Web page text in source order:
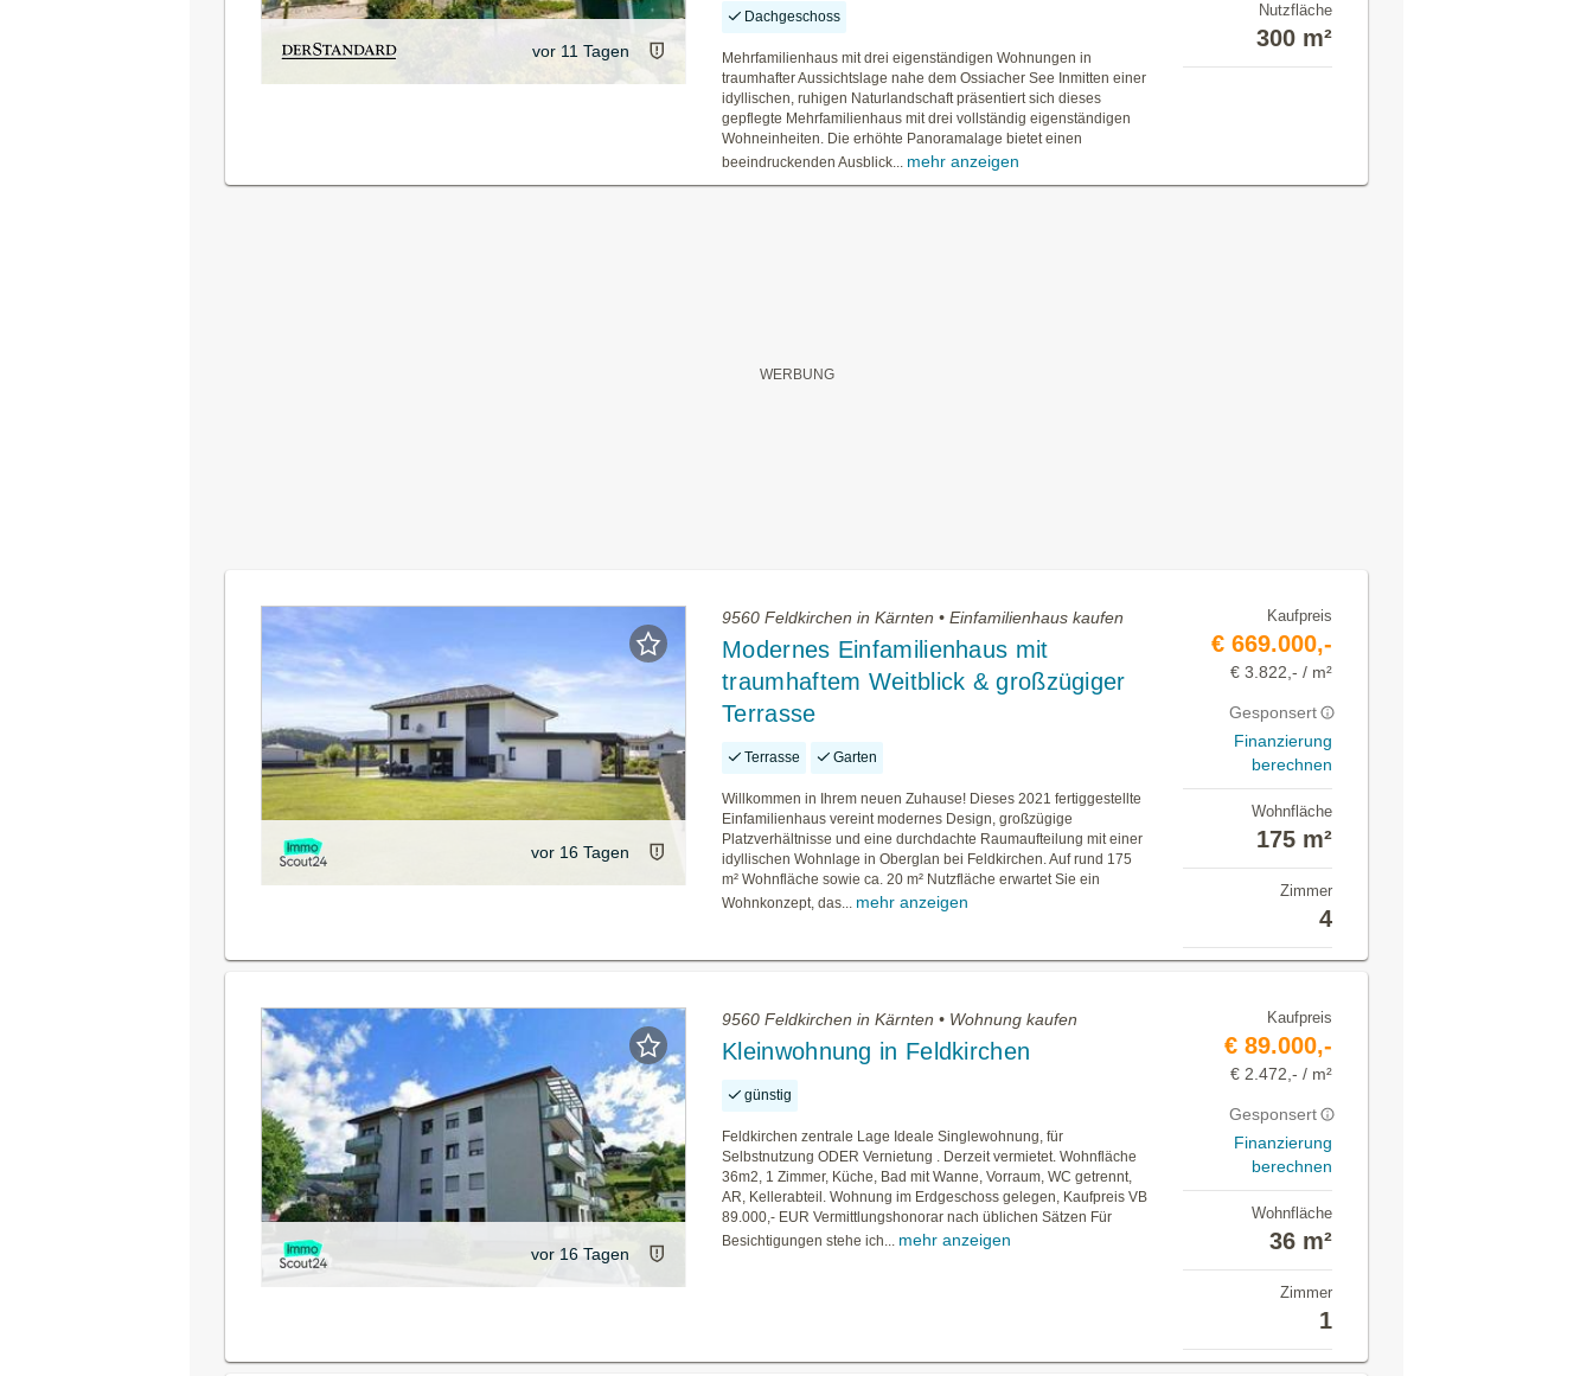
vor 11 Tagen
Dachgeschoss
Mehrfamilienhaus mit drei eigenständigen Wohnungen in
traumhafter Aussichtslage nahe dem Ossiacher See Inmitten einer
idyllischen, ruhigen Naturlandschaft präsentiert sich dieses
gepflegte Mehrfamilienhaus mit drei vollständig eigenständigen
Wohneinheiten. Die erhöhte Panoramalage bietet einen
beeindruckenden Ausblick... mehr anzeigen
Nutzfläche
300 m²
vor 16 Tagen
9560 Feldkirchen in Kärnten • Einfamilienhaus kaufen
Modernes Einfamilienhaus mit
traumhaftem Weitblick & großzügiger
Terrasse
Terrasse Garten
Willkommen in Ihrem neuen Zuhause! Dieses 2021 fertiggestellte
Einfamilienhaus vereint modernes Design, großzügige
Platzverhältnisse und eine durchdachte Raumaufteilung mit einer
idyllischen Wohnlage in Oberglan bei Feldkirchen. Auf rund 175
m² Wohnfläche sowie ca. 20 m² Nutzfläche erwartet Sie ein
Wohnkonzept, das... mehr anzeigen
Kaufpreis
€ 669.000,-
€ 3.822,- / m²
Gesponsert
Finanzierung
berechnen
Wohnfläche
175 m²
Zimmer
4
vor 16 Tagen
9560 Feldkirchen in Kärnten • Wohnung kaufen
Kleinwohnung in Feldkirchen
günstig
Feldkirchen zentrale Lage Ideale Singlewohnung, für
Selbstnutzung ODER Vernietung . Derzeit vermietet. Wohnfläche
36m2, 1 Zimmer, Küche, Bad mit Wanne, Vorraum, WC getrennt,
AR, Kellerabteil. Wohnung im Erdgeschoss gelegen, Kaufpreis VB
89.000,- EUR Vermittlungshonorar nach üblichen Sätzen Für
Besichtigungen stehe ich... mehr anzeigen
Kaufpreis
€ 89.000,-
€ 2.472,- / m²
Gesponsert
Finanzierung
berechnen
Wohnfläche
36 m²
Zimmer
1